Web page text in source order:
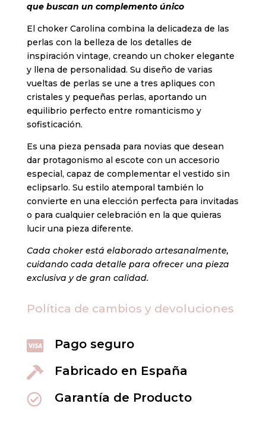
que buscan un complemento único
El choker Carolina combina la delicadeza de las
perlas con la belleza de los detalles de
inspiración vintage, creando un choker elegante
y llena de personalidad. Su diseño de varias
vueltas de perlas se une a tres apliques con
cristales y pequeñas perlas, aportando un
equilibrio perfecto entre romanticismo y
sofisticación.
Es una pieza pensada para novias que desean
dar protagonismo al escote con un accesorio
especial, capaz de complementar el vestido sin
eclipsarlo. Su estilo atemporal también lo
convierte en una elección perfecta para invitadas
o para cualquier celebración en la que quieras
lucir una pieza diferente.
Cada choker está elaborado artesanalmente,
cuidando cada detalle para ofrecer una pieza
exclusiva y de gran calidad.
Política de cambios y devoluciones
 Pago seguro
 Fabricado en España
 Garantía de Producto